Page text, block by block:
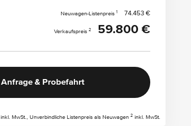
Neuwagen-Listenpreis 1 74.453 €
Verkaufspreis 2 59.800 €
Anfrage & Probefahrt
inkl. MwSt., Unverbindliche Listenpreis als Neuwagen 2 inkl. MwSt.